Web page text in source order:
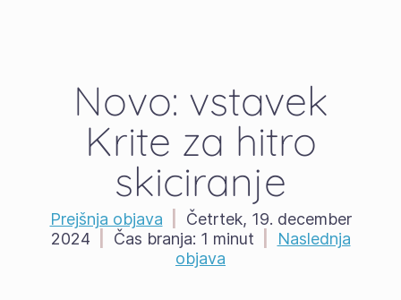
Novo: vstavek
Krite za hitro
skiciranje
Prejšnja objava
Četrtek, 19. december
2024
Čas branja: 1 minut
Naslednja
objava